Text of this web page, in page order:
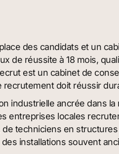
des candidats et un
de réussite à 18 mois,
est un cabinet de
doit réussir
industrielle ancrée dans la
entreprises locales
techniciens en
installations souvent